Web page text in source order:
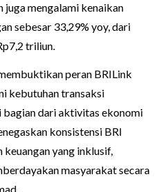
juga mengalami kenaikan
sebesar 33,29% yoy, dari
triliun.
peran BRILink
kebutuhan transaksi
bagian dari aktivitas ekonomi
konsistensi BRI
yang inklusif,
masyarakat secara